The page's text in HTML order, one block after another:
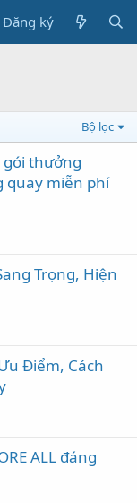
Đăng ký
Bộ lọc
gói thưởng
quay miễn phí
Trọng, Hiện
Điểm, Cách
ALL đáng